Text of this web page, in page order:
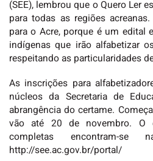
(SEE), lembrou que o Quero Ler
para todas as regiões
para o Acre, porque é um edital
indígenas que irão alfabetizar
respeitando as particularidades
As inscrições para
núcleos da Secretaria de
abrangência do certame.
vão até 20 de novembro. O
completas encontram-
http://see.ac.gov.br/portal/